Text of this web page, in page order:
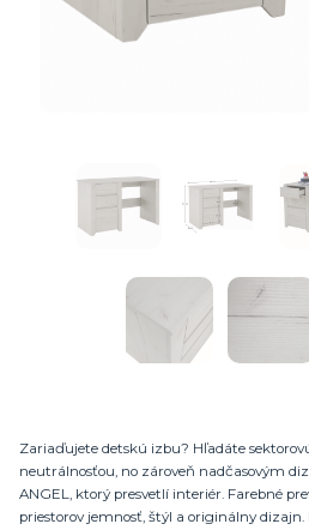
Zariaďujete detskú izbu? Hľadáte
neutrálnosťou, no zároveň nadčasovým
ANGEL, ktorý presvetlí interiér. Farebné
priestorov jemnosť, štýl a originálny dizajn.